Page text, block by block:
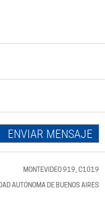
ENVIAR MENSAJE
MONTEVIDEO 919, C1019
AUTÓNOMA DE BUENOS AIRES